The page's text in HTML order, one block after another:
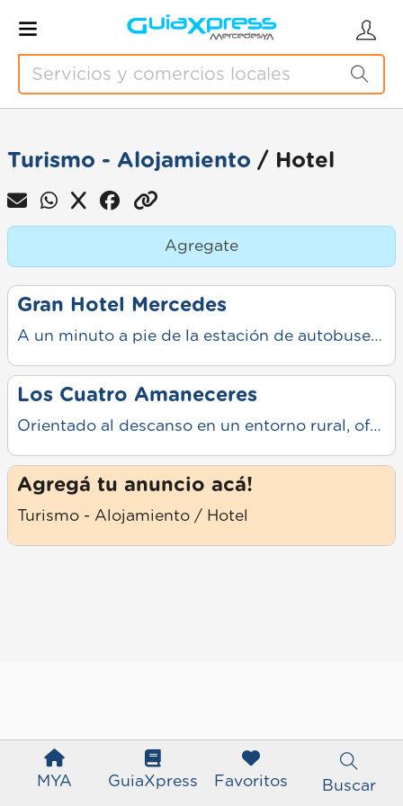
MYA GuiaXpress Favoritos Buscar
Turismo - Alojamiento / Hotel
Agregate
Gran Hotel Mercedes
A un minuto a pie de la estación de autobuses más cercana, este sencillo hotel se encuentra a 4 km del Parque Municipal Independencia y a 9 minutos a pie del Museo Municipal de Ciencias Naturales Carlos Ameghino.
Los Cuatro Amaneceres
Orientado al descanso en un entorno rural, ofrece alojamiento con comodidades básicas, espacios al aire libre y cercanía al polo gastronómico de Tomas Jofre. Propuesta pensada para escapadas tranquilas y contacto con la naturaleza.
Agregá tu anuncio acá!
Turismo - Alojamiento / Hotel